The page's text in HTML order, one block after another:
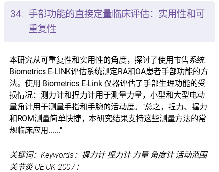
34: 手部功能的直接定量临床评估：实用性和可
重复性
本研究从可重复性和实用性的角度，探讨了使用市售系统
Biometrics E-LINK评估系统测定RA和OA患者手部功能的方
法。使用 Biometrics E-Link 仪器评估了手部生理功能的受
损情况：测力计和捏力计用于测量力量，小型和大型电动
量角计用于测量手指和手腕的活动度。"总之，捏力、握力
和ROM测量简单快捷，本研究结果支持这些测量方法的常
规临床应用......"
关键词：Keywords：握力计 捏力计 力量 角度计 活动范围
关节炎 UE UK 2007：